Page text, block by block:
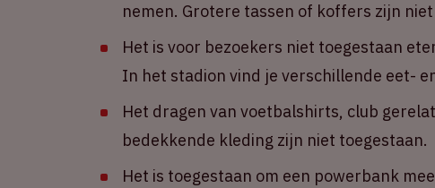
nemen. Grotere tassen of koffers zijn
Het is voor bezoekers niet toegestaan
In het stadion vind je verschillende eet-
Het dragen van voetbalshirts, club
bedekkende kleding zijn niet toegestaan.
Het is toegestaan om een powerbank